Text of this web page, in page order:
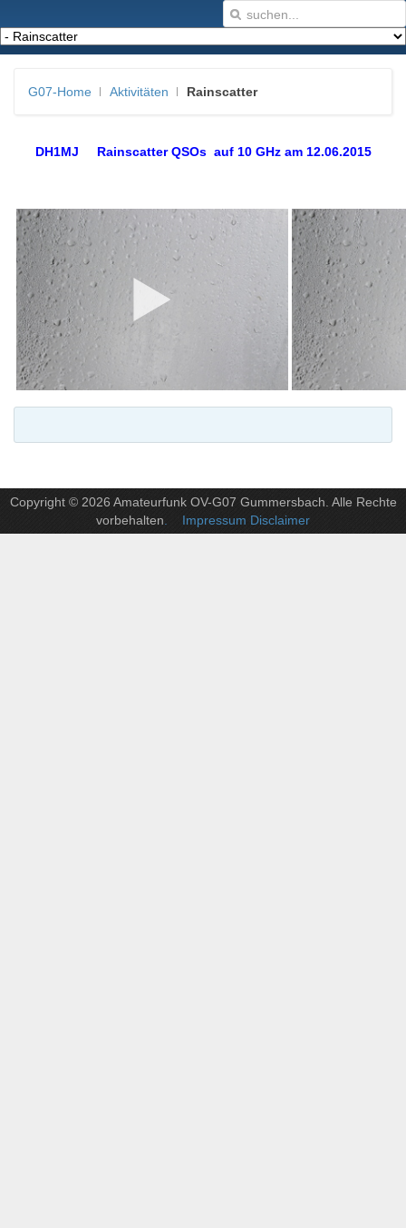
G07-Home Aktivitäten Rainscatter
DH1MJ Rainscatter QSOs auf 10 GHz am 12.06.2015
Copyright © 2026 Amateurfunk OV-G07 Gummersbach. Alle Rechte
vorbehalten . Impressum Disclaimer